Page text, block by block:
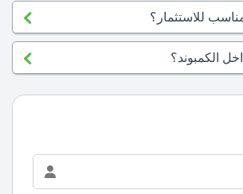
للاستثمار؟
الكمبوند؟